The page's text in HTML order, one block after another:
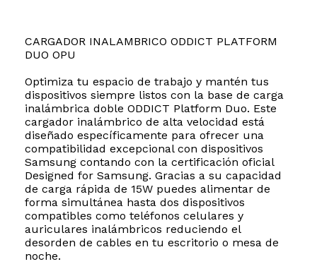
CARGADOR INALAMBRICO ODDICT PLATFORM
DUO OPU
Optimiza tu espacio de trabajo y mantén tus
dispositivos siempre listos con la base de carga
inalámbrica doble ODDICT Platform Duo. Este
cargador inalámbrico de alta velocidad está
diseñado específicamente para ofrecer una
compatibilidad excepcional con dispositivos
Samsung contando con la certificación oficial
Designed for Samsung. Gracias a su capacidad
de carga rápida de 15W puedes alimentar de
forma simultánea hasta dos dispositivos
compatibles como teléfonos celulares y
auriculares inalámbricos reduciendo el
desorden de cables en tu escritorio o mesa de
noche.